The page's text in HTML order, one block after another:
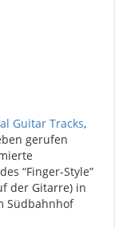
Guitar Tracks,
gerufen
“Finger-Style”
der Gitarre) in
Südbahnhof